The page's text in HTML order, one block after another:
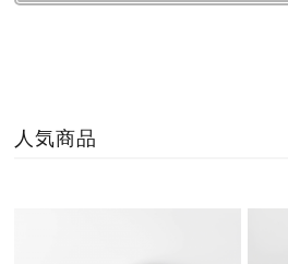
人気商品